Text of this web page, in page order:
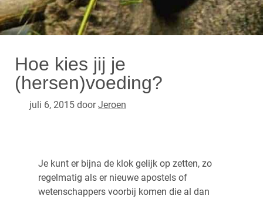
Hoe kies jij je
(hersen)voeding?
juli 6, 2015 doorJeroen
Je kunt er bijna de klok gelijk op zetten, zo
regelmatig als er nieuwe apostels of
wetenschappers voorbij komen die al dan